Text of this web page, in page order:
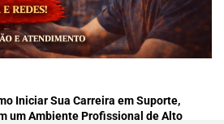
Iniciar Sua Carreira em Suporte,
um Ambiente Profissional de Alto